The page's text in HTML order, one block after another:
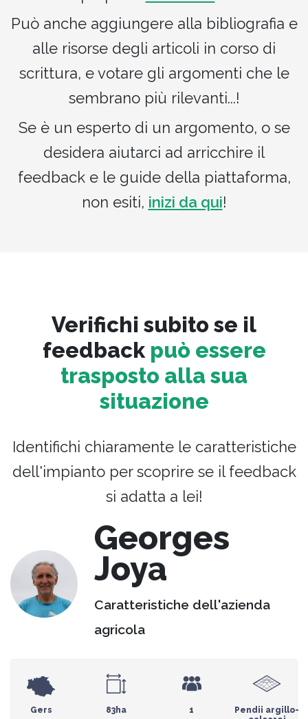
Può anche aggiungere alla bibliografia e
alle risorse degli articoli in corso di
scrittura, e votare gli argomenti che le
sembrano più rilevanti...!
Se è un esperto di un argomento, o se
desidera aiutarci ad arricchire il
feedback e le guide della piattaforma,
non esiti, inizi da qui!
Verifichi subito se il
feedback può essere
trasposto alla sua
situazione
Identifichi chiaramente le caratteristiche
dell'impianto per scoprire se il feedback
si adatta a lei!
Georges
Joya
Caratteristiche dell'azienda
agricola
Gers 83ha 1
Pendii argillo-